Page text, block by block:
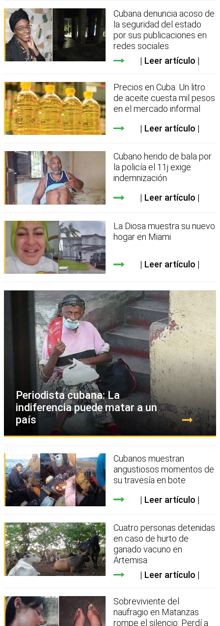
Cubana denuncia acoso de
la seguridad del estado
por sus publicaciones en
redes sociales
Leer artículo
Precios en Cuba: Un litro
de aceite cuesta mil pesos
en el mercado informal
Leer artículo
Cubano herido de bala por
la policía el 11j exige
indemnización
Leer artículo
La Diosa muestra su nuevo
hogar en Miami
Leer artículo
Periodista cubana: La
indiferencia puede matar a un
país
Cubanos muestran
angustiosos momentos de
su travesía en bote
Leer artículo
Cuatro personas detenidas
en caso de hurto de
ganado vacuno en
Artemisa
Leer artículo
Sobreviviente del
naufragio en Matanzas
rompe el silencio: Perdí a